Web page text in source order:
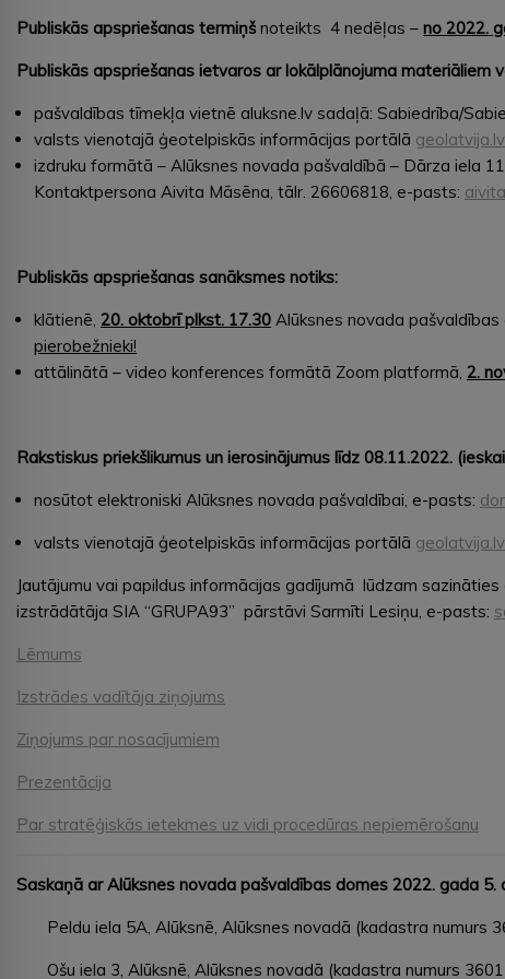
Publiskās apspriešanas termiņšnoteikts 4 nedēļas – no 2022.
Publiskās apspriešanas ietvaros ar lokālplānojuma materiāliem
pašvaldības tīmekļa vietnē aluksne.lv sadaļā: Sabiedrība/
valsts vienotajā ģeotelpiskās informācijas portālā geolatvija.lv
izdruku formātā – Alūksnes novada pašvaldībā – Dārza iela
Kontaktpersona Aivita Māsēna, tālr. 26606818, e-pasts:
Publiskās apspriešanas sanāksmes notiks:
klātienē, 20. oktobrī plkst. 17.30 Alūksnes novada
pierobežnieki!
attālinātā – video konferences formātā Zoom platformā, 2.
Rakstiskus priekšlikumus un ierosinājumus līdz 08.11.2022.
nosūtot elektroniski Alūksnes novada pašvaldībai, e-pasts:
valsts vienotajā ģeotelpiskās informācijas portālā geolatvija.lv
Jautājumu vai papildus informācijas gadījumā lūdzam
izstrādātāja SIA “GRUPA93” pārstāvi Sarmīti Lesiņu, e-pasts:
Lēmums
Izstrādes vadītāja ziņojums
Ziņojums par nosacījumiem
Prezentācija
Par stratēģiskās ietekmes uz vidi procedūras nepiemērošanu
Saskaņā ar Alūksnes novada pašvaldības domes 2022. gada
Peldu iela 5A, Alūksnē, Alūksnes novadā (kadastra numurs
Ošu iela 3, Alūksnē, Alūksnes novadā (kadastra numurs